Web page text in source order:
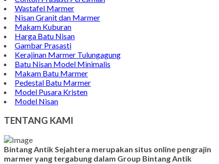
Wastafel Marmer
Nisan Granit dan Marmer
Makam Kuburan
Harga Batu Nisan
Gambar Prasasti
Kerajinan Marmer Tulungagung
Batu Nisan Model Minimalis
Makam Batu Marmer
Pedestal Batu Marmer
Model Pusara Kristen
Model Nisan
TENTANG KAMI
Bintang Antik Sejahtera merupakan situs online pengrajin
marmer yang tergabung dalam Group Bintang Antik